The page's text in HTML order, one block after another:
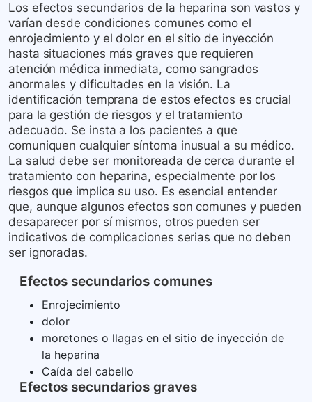
Los efectos secundarios de la heparina son vastos y
varían desde condiciones comunes como el
enrojecimiento y el dolor en el sitio de inyección
hasta situaciones más graves que requieren
atención médica inmediata, como sangrados
anormales y dificultades en la visión. La
identificación temprana de estos efectos es crucial
para la gestión de riesgos y el tratamiento
adecuado. Se insta a los pacientes a que
comuniquen cualquier síntoma inusual a su médico.
La salud debe ser monitoreada de cerca durante el
tratamiento con heparina, especialmente por los
riesgos que implica su uso. Es esencial entender
que, aunque algunos efectos son comunes y pueden
desaparecer por sí mismos, otros pueden ser
indicativos de complicaciones serias que no deben
ser ignoradas.
Efectos secundarios comunes
Enrojecimiento
dolor
moretones o llagas en el sitio de inyección de
la heparina
Caída del cabello
Efectos secundarios graves